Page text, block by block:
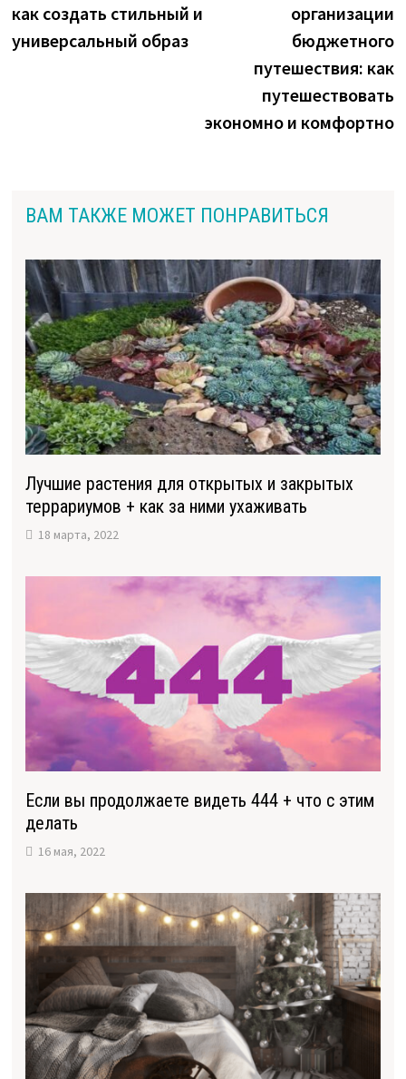
записям
как создать стильный и
универсальный образ
организации
бюджетного
путешествия: как
путешествовать
экономно и комфортно
ВАМ ТАКЖЕ МОЖЕТ ПОНРАВИТЬСЯ
Лучшие растения для открытых и закрытых
террариумов + как за ними ухаживать
18 марта, 2022
Если вы продолжаете видеть 444 + что с этим
делать
16 мая, 2022